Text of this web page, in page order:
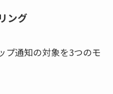
ング
プ通知の対象を3つのモ